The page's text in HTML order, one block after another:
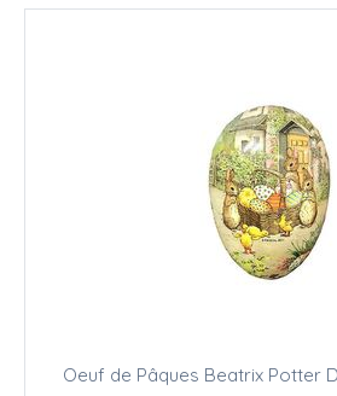
Oeuf de Pâques Beatrix Potter